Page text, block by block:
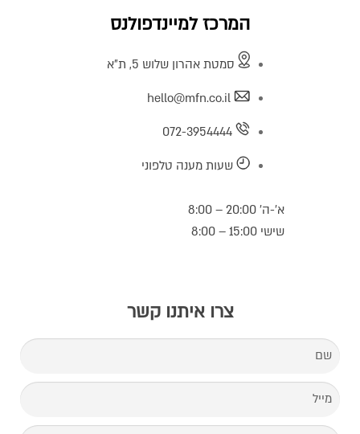
המרכז למיינדפולנס
סמטת אהרון שלוש 5, ת"א
hello@mfn.co.il
072-3954444
שעות מענה טלפוני
א’-ה’ 20:00 – 8:00
שישי 15:00 – 8:00
צרו איתנו קשר